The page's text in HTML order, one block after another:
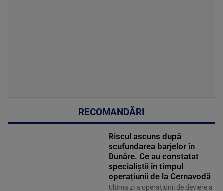
RECOMANDĂRI
Riscul ascuns după
scufundarea barjelor în
Dunăre. Ce au constatat
specialiștii în timpul
operațiunii de la Cernavodă
Ultima zi a operațiunii de deviere a